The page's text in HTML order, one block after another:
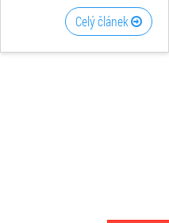
Celý článek